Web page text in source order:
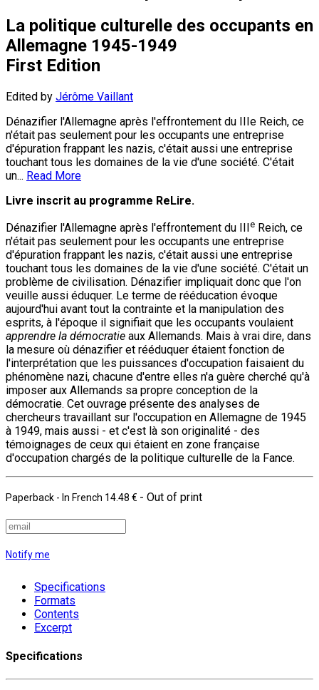
La politique culturelle des occupants en
Allemagne 1945-1949
First Edition
Edited by Jérôme Vaillant
Dénazifier l'Allemagne après l'effrontement du IIIe Reich, ce
n'était pas seulement pour les occupants une entreprise
d'épuration frappant les nazis, c'était aussi une entreprise
touchant tous les domaines de la vie d'une société. C'était
un... Read More
Livre inscrit au programme ReLire.
Dénazifier l'Allemagne après l'effrontement du IIIe Reich, ce
n'était pas seulement pour les occupants une entreprise
d'épuration frappant les nazis, c'était aussi une entreprise
touchant tous les domaines de la vie d'une société. C'était un
problème de civilisation. Dénazifier impliquait donc que l'on
veuille aussi éduquer. Le terme de rééducation évoque
aujourd'hui avant tout la contrainte et la manipulation des
esprits, à l'époque il signifiait que les occupants voulaient
apprendre la démocratie aux Allemands. Mais à vrai dire, dans
la mesure où dénazifier et rééduquer étaient fonction de
l'interprétation que les puissances d'occupation faisaient du
phénomène nazi, chacune d'entre elles n'a guère cherché qu'à
imposer aux Allemands sa propre conception de la
démocratie. Cet ouvrage présente des analyses de
chercheurs travaillant sur l'occupation en Allemagne de 1945
à 1949, mais aussi - et c'est là son originalité - des
témoignages de ceux qui étaient en zone française
d'occupation chargés de la politique culturelle de la Fance.
Paperback - In French 14.48 € - Out of print
Notify me
Specifications
Formats
Contents
Excerpt
Specifications